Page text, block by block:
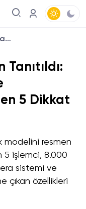
Xiaomi 17 Max Resmen Tanıtıldı: 8.000 mAh Batarya ve Snapdragon 8 Elite Gen 5 Dikkat Çekiyor
5 Dikkat
modelini resmen
5 işlemci, 8.000
sistemi ve
çıkan özellikleri